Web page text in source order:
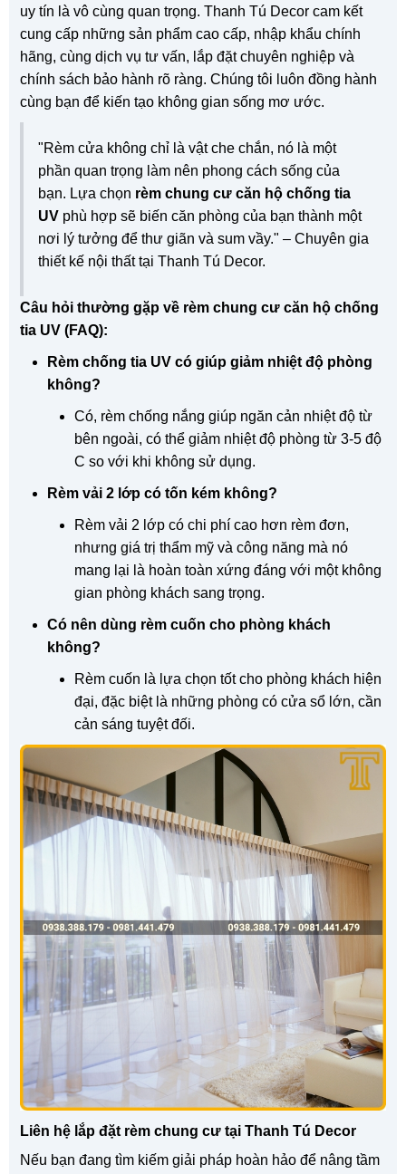
uy tín là vô cùng quan trọng. Thanh Tú Decor cam kết
cung cấp những sản phẩm cao cấp, nhập khẩu chính
hãng, cùng dịch vụ tư vấn, lắp đặt chuyên nghiệp và
chính sách bảo hành rõ ràng. Chúng tôi luôn đồng hành
cùng bạn để kiến tạo không gian sống mơ ước.
"Rèm cửa không chỉ là vật che chắn, nó là một
phần quan trọng làm nên phong cách sống của
bạn. Lựa chọn rèm chung cư căn hộ chống tia
UV phù hợp sẽ biến căn phòng của bạn thành một
nơi lý tưởng để thư giãn và sum vầy." – Chuyên gia
thiết kế nội thất tại Thanh Tú Decor.
Câu hỏi thường gặp về rèm chung cư căn hộ chống
tia UV (FAQ):
Rèm chống tia UV có giúp giảm nhiệt độ phòng
không?
Có, rèm chống nắng giúp ngăn cản nhiệt độ từ
bên ngoài, có thể giảm nhiệt độ phòng từ 3-5 độ
C so với khi không sử dụng.
Rèm vải 2 lớp có tốn kém không?
Rèm vải 2 lớp có chi phí cao hơn rèm đơn,
nhưng giá trị thẩm mỹ và công năng mà nó
mang lại là hoàn toàn xứng đáng với một không
gian phòng khách sang trọng.
Có nên dùng rèm cuốn cho phòng khách
không?
Rèm cuốn là lựa chọn tốt cho phòng khách hiện
đại, đặc biệt là những phòng có cửa sổ lớn, cần
cản sáng tuyệt đối.
Liên hệ lắp đặt rèm chung cư tại Thanh Tú Decor
Nếu bạn đang tìm kiếm giải pháp hoàn hảo để nâng tầm